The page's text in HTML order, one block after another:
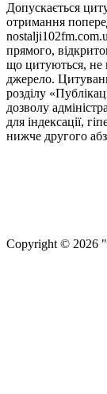
Допускається
отримання
прямого,
що цитуються, не
джерело.
розділу
дозволу
для індексації,
нижче другого
Сopyright © 2026